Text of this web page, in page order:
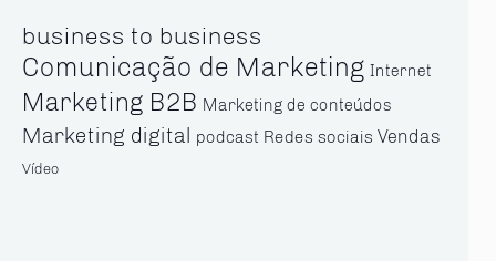
business to business
Comunicação de Marketing Internet
Marketing B2B Marketing de conteúdos
Marketing digital podcast Redes sociais Vendas
Vídeo